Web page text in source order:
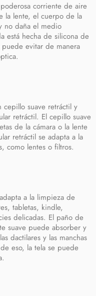
corriente de aire
la lente, el cuerpo de la
no daña el medio
está hecha de silicona de
evitar de manera
suave retráctil y
retráctil. El cepillo suave
de la cámara o la lente
retráctil se adapta a la
como lentes o filtros.
a la limpieza de
tabletas, kindle,
delicadas. El paño de
suave puede absorber y
dactilares y las manchas
eso, la tela se puede